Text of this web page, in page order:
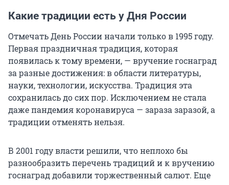
Какие традиции есть у Дня России
Отмечать День России начали только в 1995 году.
Первая праздничная традиция, которая
появилась к тому времени, — вручение госнаград
за разные достижения: в области литературы,
науки, технологии, искусства. Традиция эта
сохранилась до сих пор. Исключением не стала
даже пандемия коронавируса — зараза заразой, а
традиции отменять нельзя.
В 2001 году власти решили, что неплохо бы
разнообразить перечень традиций и к вручению
госнаград добавили торжественный салют. Еще